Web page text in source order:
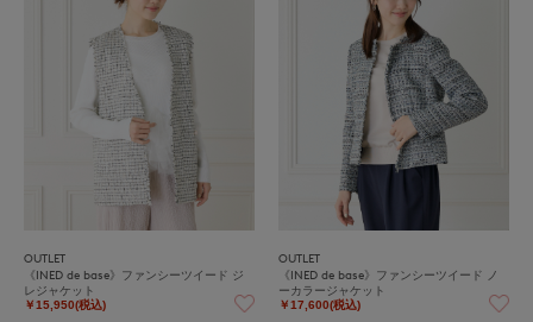
OUTLET
《INED de base》ファンシーツイード ジ
レジャケット
￥15,950(税込)
OUTLET
《INED de base》ファンシーツイード ノ
ーカラージャケット
￥17,600(税込)